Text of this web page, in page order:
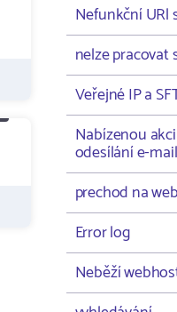
Nefunkční URl
nelze pracovat
Veřejné IP a
Nabízenou
odesílání e-
prechod na
Error log
Neběží